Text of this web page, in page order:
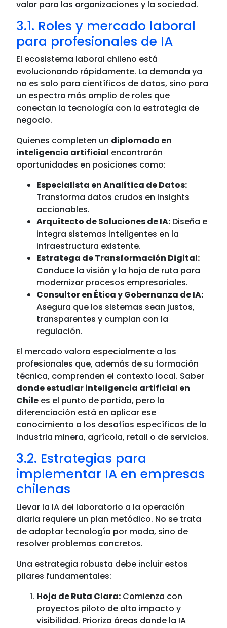
valor para las organizaciones y la sociedad.
3.1. Roles y mercado laboral
para profesionales de IA
El ecosistema laboral chileno está
evolucionando rápidamente. La demanda ya
no es solo para científicos de datos, sino para
un espectro más amplio de roles que
conectan la tecnología con la estrategia de
negocio.
Quienes completen un diplomado en
inteligencia artificial encontrarán
oportunidades en posiciones como:
Especialista en Analítica de Datos:
Transforma datos crudos en insights
accionables.
Arquitecto de Soluciones de IA: Diseña e
integra sistemas inteligentes en la
infraestructura existente.
Estratega de Transformación Digital:
Conduce la visión y la hoja de ruta para
modernizar procesos empresariales.
Consultor en Ética y Gobernanza de IA:
Asegura que los sistemas sean justos,
transparentes y cumplan con la
regulación.
El mercado valora especialmente a los
profesionales que, además de su formación
técnica, comprenden el contexto local. Saber
donde estudiar inteligencia artificial en
Chile es el punto de partida, pero la
diferenciación está en aplicar ese
conocimiento a los desafíos específicos de la
industria minera, agrícola, retail o de servicios.
3.2. Estrategias para
implementar IA en empresas
chilenas
Llevar la IA del laboratorio a la operación
diaria requiere un plan metódico. No se trata
de adoptar tecnología por moda, sino de
resolver problemas concretos.
Una estrategia robusta debe incluir estos
pilares fundamentales:
Hoja de Ruta Clara: Comienza con
proyectos piloto de alto impacto y
visibilidad. Prioriza áreas donde la IA